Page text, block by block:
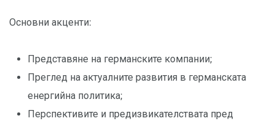
Основни акценти:
Представяне на германските компании;
Преглед на актуалните развития в германската
енергийна политика;
Перспективите и предизвикателствата пред